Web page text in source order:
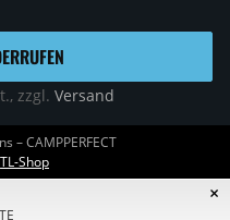
zzgl. Versand
– CAMPPERFECT
Shop
×